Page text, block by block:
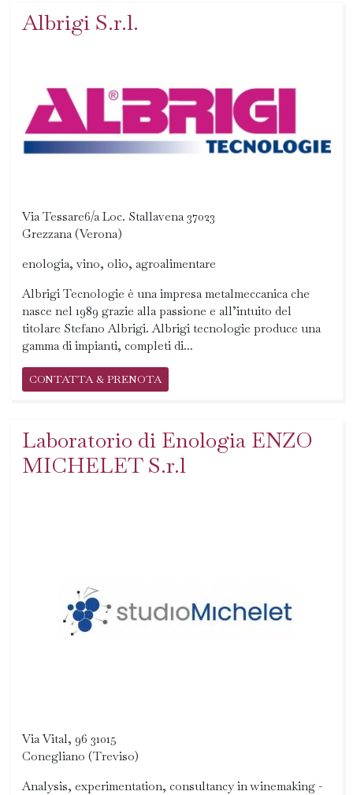
Albrigi S.r.l.
Via Tessare6/a Loc. Stallavena 37023
Grezzana (Verona)
enologia, vino, olio, agroalimentare
Albrigi Tecnologie è una impresa metalmeccanica che
nasce nel 1989 grazie alla passione e all’intuito del
titolare Stefano Albrigi. Albrigi tecnologie produce una
gamma di impianti, completi di...
CONTATTA & PRENOTA
Laboratorio di Enologia ENZO
MICHELET S.r.l
Via Vital, 96 31015
Conegliano (Treviso)
Analysis, experimentation, consultancy in winemaking -